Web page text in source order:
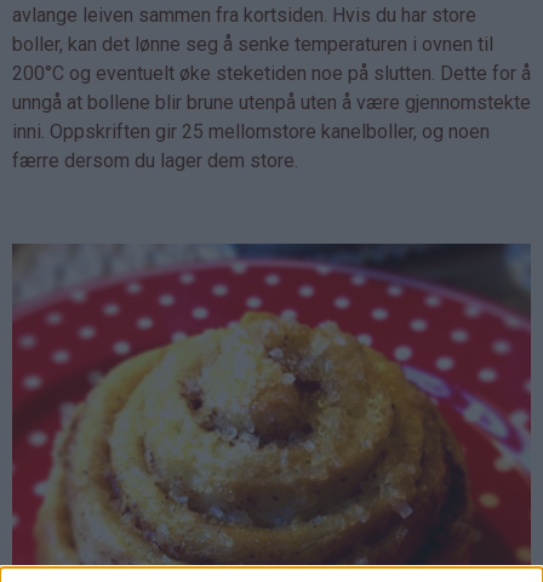
avlange leiven sammen fra kortsiden. Hvis du har store
boller, kan det lønne seg å senke temperaturen i ovnen til
200°C og eventuelt øke steketiden noe på slutten. Dette for å
unngå at bollene blir brune utenpå uten å være gjennomstekte
inni. Oppskriften gir 25 mellomstore kanelboller, og noen
færre dersom du lager dem store.